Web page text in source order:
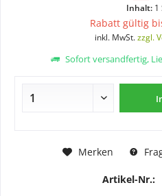
Inhalt: 1
Rabatt gültig
inkl. MwSt.zzgl.
Sofort versandfertig,
Merken
Artikel-Nr.: